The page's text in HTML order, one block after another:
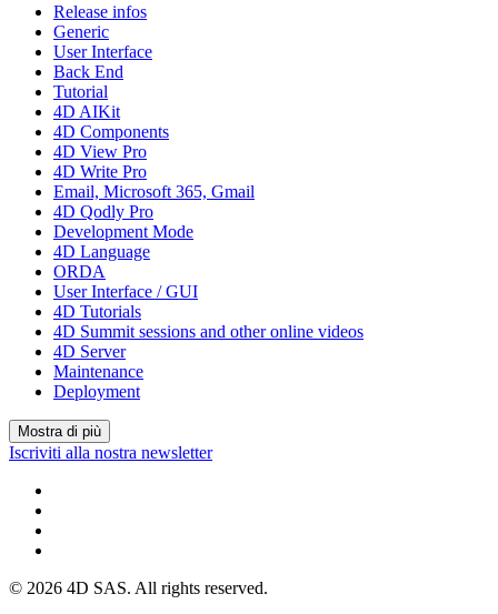
Release infos
Generic
User Interface
Back End
Tutorial
4D AIKit
4D Components
4D View Pro
4D Write Pro
Email, Microsoft 365, Gmail
4D Qodly Pro
Development Mode
4D Language
ORDA
User Interface / GUI
4D Tutorials
4D Summit sessions and other online videos
4D Server
Maintenance
Deployment
Mostra di più
Iscriviti alla nostra newsletter
© 2026 4D SAS. All rights reserved.